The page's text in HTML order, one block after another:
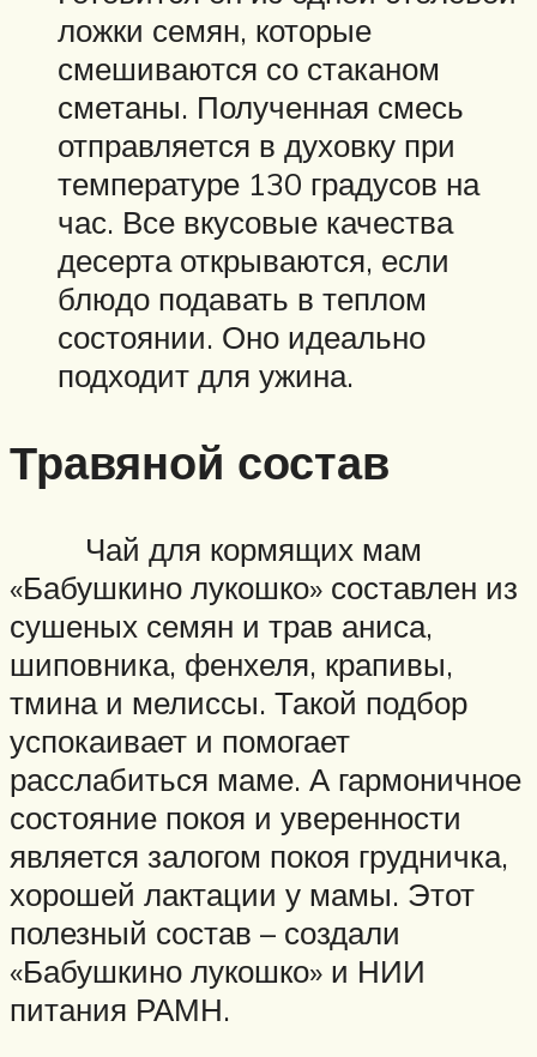
ложки семян, которые
смешиваются со стаканом
сметаны. Полученная смесь
отправляется в духовку при
температуре 130 градусов на
час. Все вкусовые качества
десерта открываются, если
блюдо подавать в теплом
состоянии. Оно идеально
подходит для ужина.
Травяной состав
Чай для кормящих мам
«Бабушкино лукошко» составлен из
сушеных семян и трав аниса,
шиповника, фенхеля, крапивы,
тмина и мелиссы. Такой подбор
успокаивает и помогает
расслабиться маме. А гармоничное
состояние покоя и уверенности
является залогом покоя грудничка,
хорошей лактации у мамы. Этот
полезный состав – создали
«Бабушкино лукошко» и НИИ
питания РАМН.